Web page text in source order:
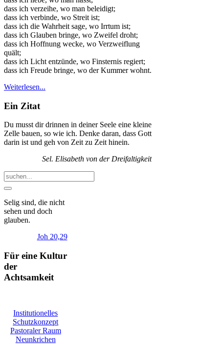
dass ich verzeihe, wo man beleidigt;
dass ich verbinde, wo Streit ist;
dass ich die Wahrheit sage, wo Irrtum ist;
dass ich Glauben bringe, wo Zweifel droht;
dass ich Hoffnung wecke, wo Verzweiflung
quält;
dass ich Licht entzünde, wo Finsternis regiert;
dass ich Freude bringe, wo der Kummer wohnt.
Weiterlesen...
Ein Zitat
Du musst dir drinnen in deiner Seele eine kleine
Zelle bauen, so wie ich. Denke daran, dass Gott
darin ist und geh von Zeit zu Zeit hinein.
Sel. Elisabeth von der Dreifaltigkeit
Selig sind, die nicht
sehen und doch
glauben.
Joh 20,29
Für eine Kultur
der
Achtsamkeit
Institutionelles
Schutzkonzept
Pastoraler Raum
Neunkrichen